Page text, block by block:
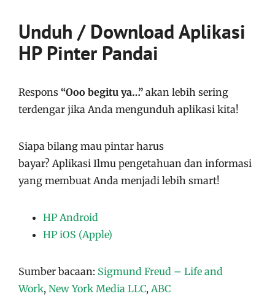
Unduh / Download Aplikasi
HP Pinter Pandai
Respons “Ooo begitu ya…” akan lebih sering
terdengar jika Anda mengunduh aplikasi kita!
Siapa bilang mau pintar harus
bayar? Aplikasi Ilmu pengetahuan dan informasi
yang membuat Anda menjadi lebih smart!
HP Android
HP iOS (Apple)
Sumber bacaan: Sigmund Freud – Life and
Work, New York Media LLC, ABC